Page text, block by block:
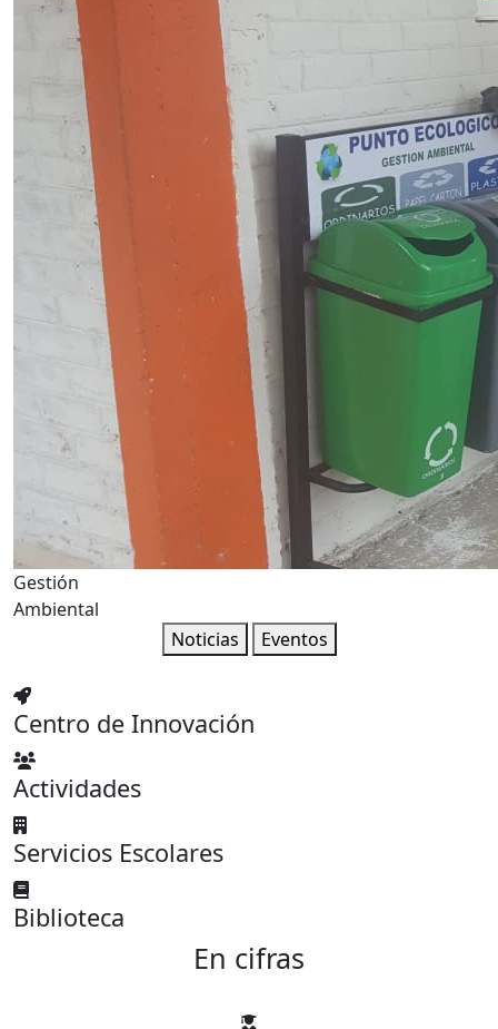
Gestión
Ambiental
Noticias
Eventos
Centro de Innovación
Actividades
Servicios Escolares
Biblioteca
En cifras